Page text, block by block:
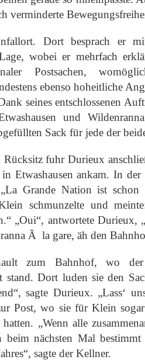
verminderte
Dort besprach er mit
wobei er mehrfach
Postsachen,
ebenso hoheitliche
seines entschlossenen
und
Sack für jede der
fuhr Durieux
Etwashausen ankam. In der
Grande Nation ist
schmunzelte und
„Oui“, antwortete Durieux,
Ã la gare, äh den
zum Bahnhof, wo der
stand. Dort luden sie den
sagte Durieux. „Lass‘
Post, wo sie für Klein
„Wenn alle
beim nächsten Mal
sagte der Kellner.